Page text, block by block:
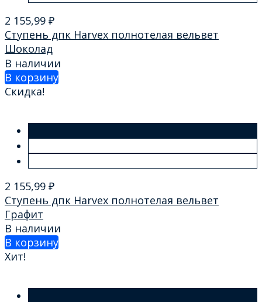
2 155,99 ₽
Ступень дпк Harvex полнотелая вельвет
Шоколад
В наличии
В корзину
Скидка!
2 155,99 ₽
Ступень дпк Harvex полнотелая вельвет
Графит
В наличии
В корзину
Хит!